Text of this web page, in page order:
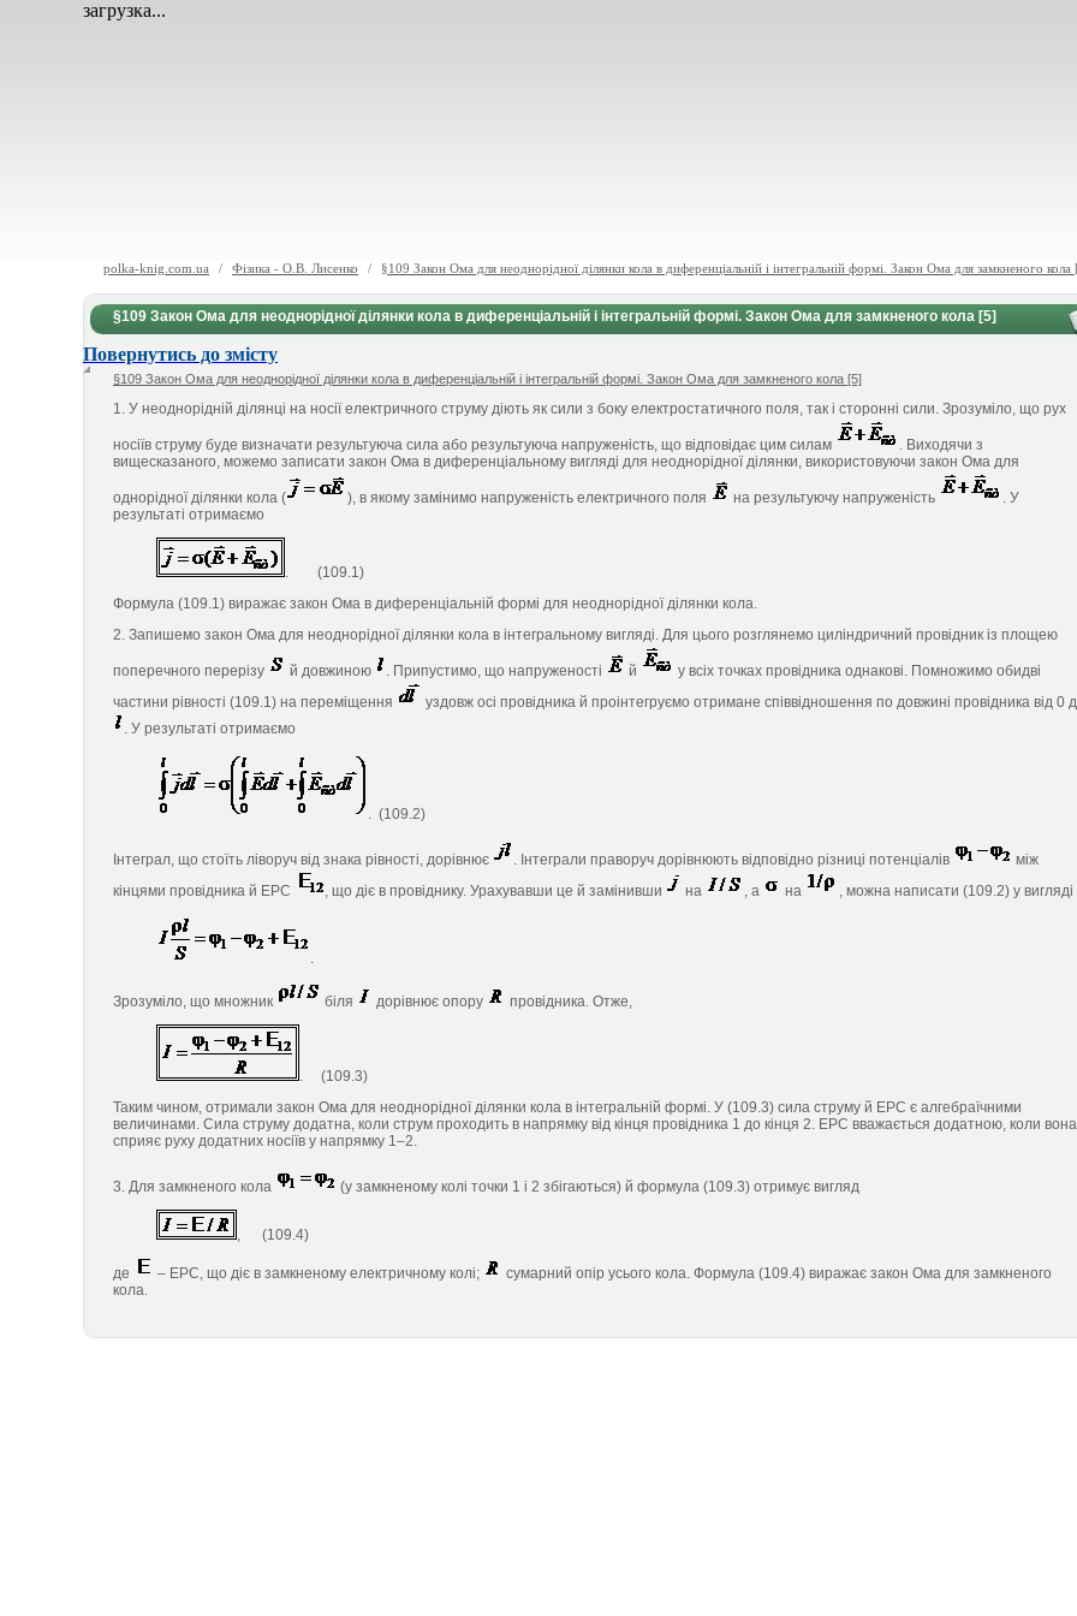
загрузка...
polka-knig.com.ua / Фізика - О.В. Лисенко / §109 Закон Ома для неоднорідної ділянки кола в диференціальній і інтегральній формі. Закон Ома для замкненого
§109 Закон Ома для неоднорідної ділянки кола в диференціальній і інтегральній формі. Закон Ома для замкненого кола [5]
Повернутись до змісту
§109 Закон Ома для неоднорідної ділянки кола в диференціальній і інтегральній формі. Закон Ома для замкненого кола [5]
1. У неоднорідній ділянці на носії електричного струму діють як сили з боку електростатичного поля, так і сторонні сили. Зрозуміло, що рух
носіїв струму буде визначати результуюча сила або результуюча напруженість, що відповідає цим силам
. Виходячи з
вищесказаного, можемо записати закон Ома в диференціальному вигляді для неоднорідної ділянки, використовуючи закон Ома для
однорідної ділянки кола ( ), в якому замінимо напруженість електричного поля на результуючу напруженість
. У
результаті отримаємо
. (109.1)
Формула (109.1) виражає закон Ома в диференціальній формі для неоднорідної ділянки кола.
2. Запишемо закон Ома для неоднорідної ділянки кола в інтегральному вигляді. Для цього розглянемо циліндричний провідник із площею
поперечного перерізу й довжиною . Припустимо, що напруженості й
у всіх точках провідника однакові. Помножимо обидві
частини рівності (109.1) на переміщення
уздовж осі провідника й проінтегруємо отримане співвідношення по довжині провідника від 0
. У результаті отримаємо
. (109.2)
Інтеграл, що стоїть ліворуч від знака рівності, дорівнює . Інтеграли праворуч дорівнюють відповідно різниці потенціалів
між
кінцями провідника й ЕРС
, що діє в провіднику. Урахувавши це й замінивши на , а на , можна написати (109.2) у вигляді
.
Зрозуміло, що множник біля дорівнює опору провідника. Отже,
. (109.3)
Таким чином, отримали закон Ома для неоднорідної ділянки кола в інтегральній формі. У (109.3) сила струму й ЕРС є алгебраїчними
величинами. Сила струму додатна, коли струм проходить в напрямку від кінця провідника 1 до кінця 2. ЕРС вважається додатною, коли вона
сприяє руху додатних носіїв у напрямку 1–2.
3. Для замкненого кола (у замкненому колі точки 1 і 2 збігаються) й формула (109.3) отримує вигляд
, (109.4)
де – ЕРС, що діє в замкненому електричному колі;
сумарний опір усього кола. Формула (109.4) виражає закон Ома для замкненого
кола.